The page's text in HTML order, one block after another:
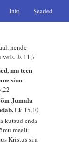
Info Seaded
nende
veis.Js 11,7
ma teen
sinu
Jumala
Lk 15,10
kutsud enda
meelt
Kristus siia